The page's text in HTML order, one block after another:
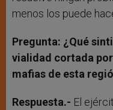
menos los puede
Pregunta: ¿Qué
vialidad cortada
mafias de esta
Respuesta.- El